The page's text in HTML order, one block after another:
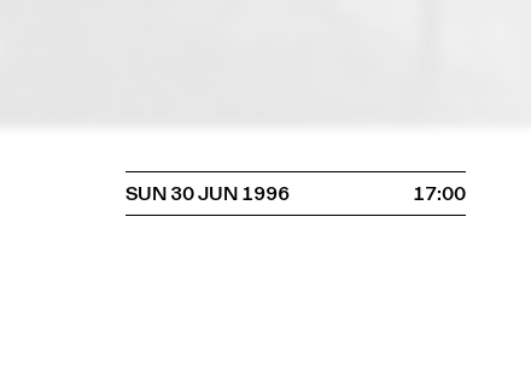
SUN 30 JUN 1996 17:00